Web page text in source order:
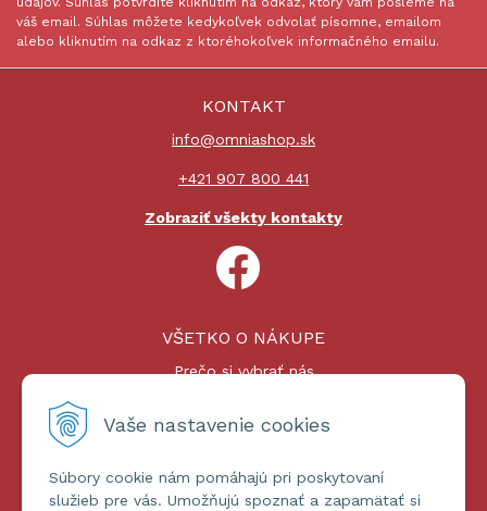
Vaše nastavenie cookies
Súbory cookie nám pomáhajú pri poskytovaní
služieb pre vás. Umožňujú spoznať a zapamätať si
váš email. Súhlas môžete kedykoľvek odvolať písomne, emailom
alebo kliknutím na odkaz z ktoréhokoľvek informačného emailu.
KONTAKT
info@omniashop.sk
+421 907 800 441
Zobraziť všekty kontakty
VŠETKO O NÁKUPE
Prečo si vybrať nás
Platby a doprava
ĎALŠIE INFORMÁCIE